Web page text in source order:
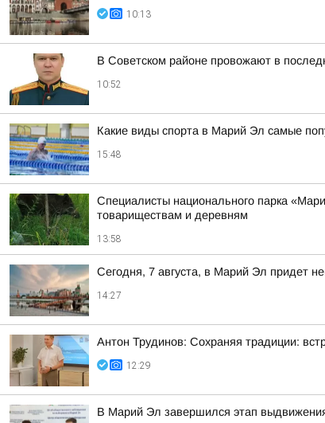
10:13
В Советском районе провожают в
10:52
Какие виды спорта в Марий Эл самые
15:48
Специалисты национального парка
товариществам и деревням
13:58
Сегодня, 7 августа, в Марий Эл придет
14:27
Антон Трудинов: Сохраняя традиции:
12:29
В Марий Эл завершился этап